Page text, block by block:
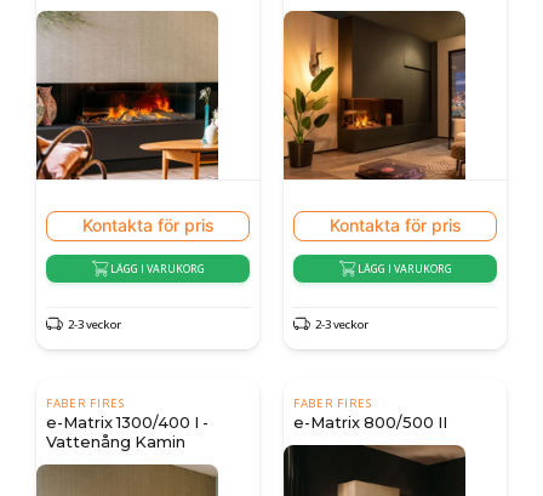
Kontakta för pris
LÄGG I VARUKORG
2-3 veckor
Kontakta för pris
LÄGG I VARUKORG
2-3 veckor
FABER FIRES
e-Matrix 1300/400 I -
Vattenång Kamin
FABER FIRES
e-Matrix 800/500 II